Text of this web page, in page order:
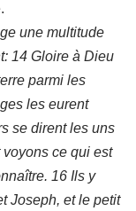
une multitude
14 Gloire à Dieu
parmi les
les eurent
se dirent les uns
voyons ce qui est
16 Ils y
Joseph, et le petit